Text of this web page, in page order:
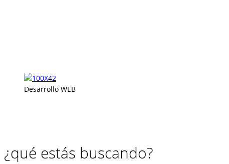
Desarrollo WEB
¿qué estás buscando?